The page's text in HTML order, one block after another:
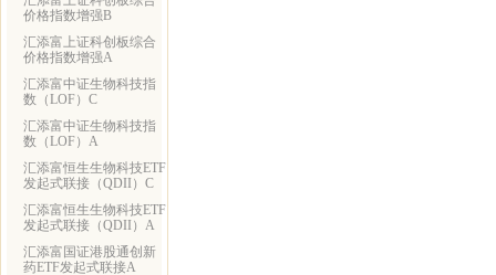
价格指数增强B
汇添富上证科创板综合
价格指数增强A
汇添富中证生物科技指
数（LOF）C
汇添富中证生物科技指
数（LOF）A
汇添富恒生生物科技ETF
发起式联接（QDII）C
汇添富恒生生物科技ETF
发起式联接（QDII）A
汇添富国证港股通创新
药ETF发起式联接A